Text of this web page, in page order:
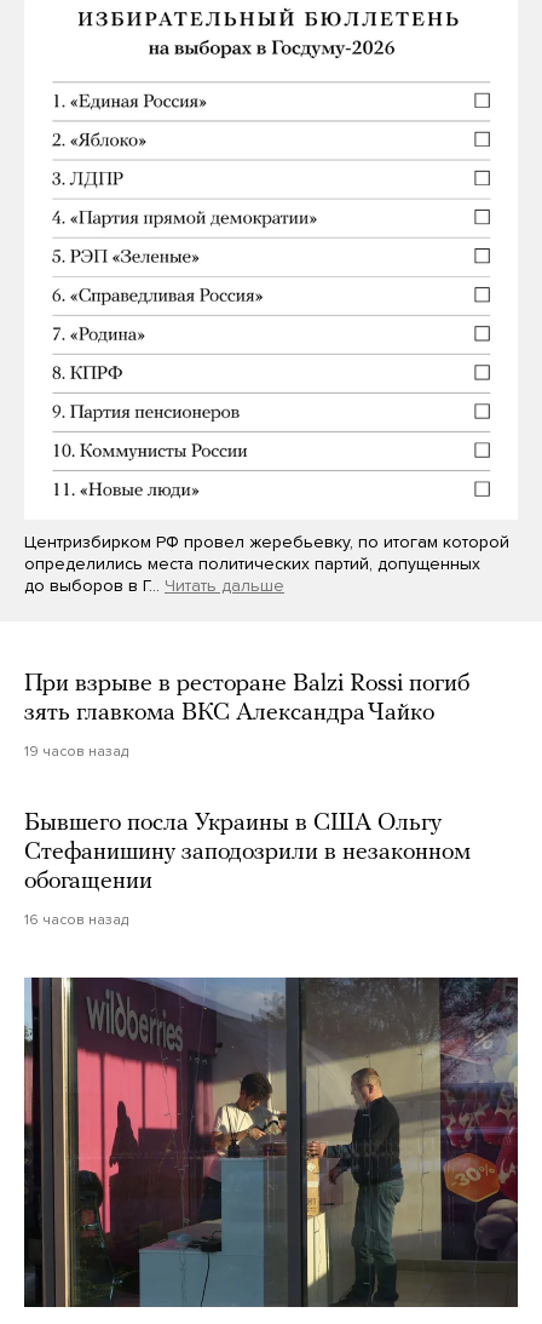
Центризбирком РФ провел жеребьевку, по итогам которой
определились места политических партий, допущенных
до выборов в Г… Читать дальше
При взрыве в ресторане Balzi Rossi погиб
зять главкома ВКС Александра Чайко
19 часов назад
Бывшего посла Украины в США Ольгу
Стефанишину заподозрили в незаконном
обогащении
16 часов назад